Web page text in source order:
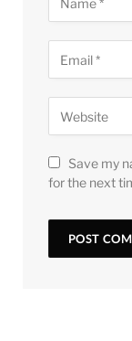
Save my
for the next